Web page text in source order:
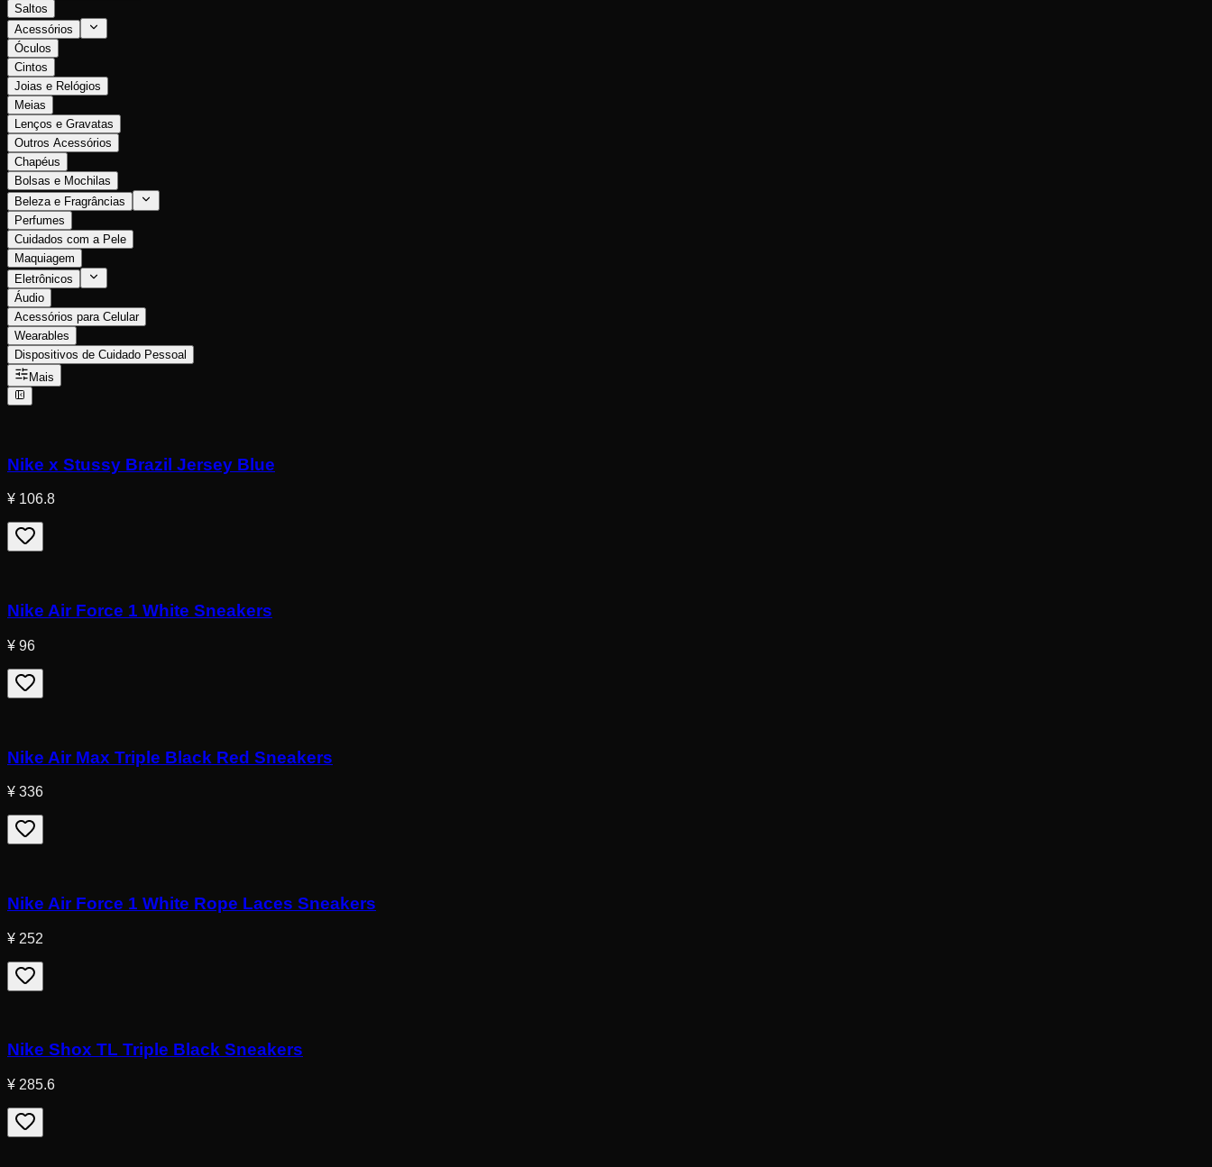
Saltos
Acessórios
Óculos
Cintos
Joias e Relógios
Meias
Lenços e Gravatas
Outros Acessórios
Chapéus
Bolsas e Mochilas
Beleza e Fragrâncias
Perfumes
Cuidados com a Pele
Maquiagem
Eletrônicos
Áudio
Acessórios para Celular
Wearables
Dispositivos de Cuidado Pessoal
Mais
Nike x Stussy Brazil Jersey Blue
¥ 106.8
Nike Air Force 1 White Sneakers
¥ 96
Nike Air Max Triple Black Red Sneakers
¥ 336
Nike Air Force 1 White Rope Laces Sneakers
¥ 252
Nike Shox TL Triple Black Sneakers
¥ 285.6